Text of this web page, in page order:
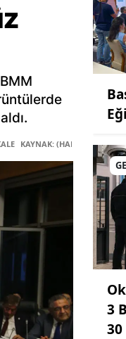
KAYNAK: (HABER MERKEZİ)
3